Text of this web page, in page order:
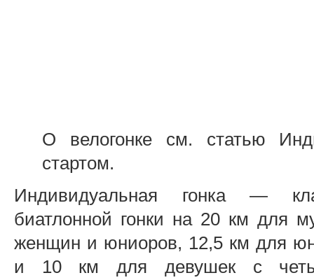
О велогонке см. статью
стартом.
Индивидуальная гонка —
биатлонной гонки на 20 км для
женщин и юниоров, 12,5 км для
и 10 км для девушек с